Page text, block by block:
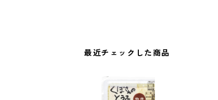
最近チェックした商品